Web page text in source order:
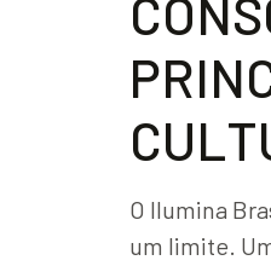
CO NS
PRIN
CULT
O Ilumina
um limite.